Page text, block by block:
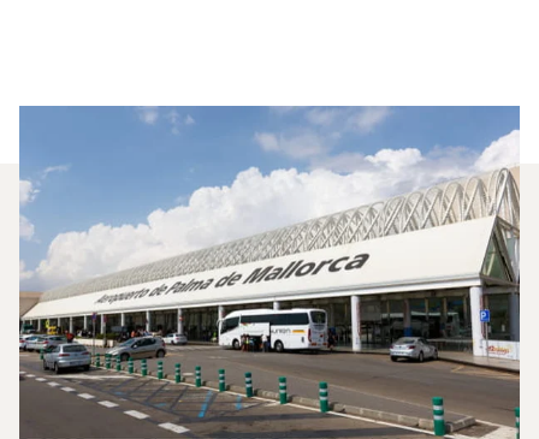
Какие Типы Самолётов
Можно Арендовать Для
Перелёта Между Ниццей
И Пальмой-Де-
Майоркой?